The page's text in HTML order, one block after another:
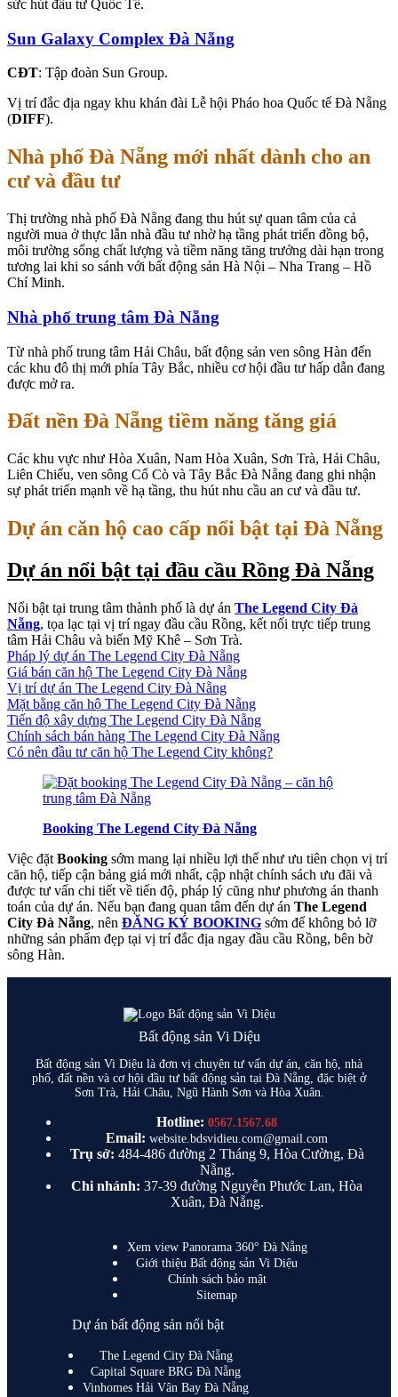
sức hút đầu tư Quốc Tế.
Sun Galaxy Complex Đà Nẵng
CĐT: Tập đoàn Sun Group.
Vị trí đắc địa ngay khu khán đài Lễ hội Pháo hoa Quốc tế Đà Nẵng
(DIFF).
Nhà phố Đà Nẵng mới nhất dành cho an
cư và đầu tư
Thị trường nhà phố Đà Nẵng đang thu hút sự quan tâm của cả
người mua ở thực lẫn nhà đầu tư nhờ hạ tầng phát triển đồng bộ,
môi trường sống chất lượng và tiềm năng tăng trưởng dài hạn trong
tương lai khi so sánh với bất động sản Hà Nội – Nha Trang – Hồ
Chí Minh.
Nhà phố trung tâm Đà Nẵng
Từ nhà phố trung tâm Hải Châu, bất động sản ven sông Hàn đến
các khu đô thị mới phía Tây Bắc, nhiều cơ hội đầu tư hấp dẫn đang
được mở ra.
Đất nền Đà Nẵng tiềm năng tăng giá
Các khu vực như Hòa Xuân, Nam Hòa Xuân, Sơn Trà, Hải Châu,
Liên Chiểu, ven sông Cổ Cò và Tây Bắc Đà Nẵng đang ghi nhận
sự phát triển mạnh về hạ tầng, thu hút nhu cầu an cư và đầu tư.
Dự án căn hộ cao cấp nổi bật tại Đà Nẵng
Dự án nổi bật tại đầu cầu Rồng Đà Nẵng
Nổi bật tại trung tâm thành phố là dự án The Legend City Đà
Nẵng, tọa lạc tại vị trí ngay đầu cầu Rồng, kết nối trực tiếp trung
tâm Hải Châu và biển Mỹ Khê – Sơn Trà.
Pháp lý dự án The Legend City Đà Nẵng
Giá bán căn hộ The Legend City Đà Nẵng
Vị trí dự án The Legend City Đà Nẵng
Mặt bằng căn hộ The Legend City Đà Nẵng
Tiến độ xây dựng The Legend City Đà Nẵng
Chính sách bán hàng The Legend City Đà Nẵng
Có nên đầu tư căn hộ The Legend City không?
Booking The Legend City Đà Nẵng
Việc đặt Booking sớm mang lại nhiều lợi thế như ưu tiên chọn vị trí
căn hộ, tiếp cận bảng giá mới nhất, cập nhật chính sách ưu đãi và
được tư vấn chi tiết về tiến độ, pháp lý cũng như phương án thanh
toán của dự án. Nếu bạn đang quan tâm đến dự án The Legend
City Đà Nẵng, nên ĐĂNG KÝ BOOKING sớm để không bỏ lỡ
những sản phẩm đẹp tại vị trí đắc địa ngay đầu cầu Rồng, bên bờ
sông Hàn.
Bất động sản Vi Diệu
Bất động sản Vi Diệu là đơn vị chuyên tư vấn dự án, căn hộ, nhà
phố, đất nền và cơ hội đầu tư bất động sản tại Đà Nẵng, đặc biệt ở
Sơn Trà, Hải Châu, Ngũ Hành Sơn và Hòa Xuân.
Hotline: 0567.1567.68
Email: website.bdsvidieu.com@gmail.com
Trụ sở: 484-486 đường 2 Tháng 9, Hòa Cường, Đà
Nẵng.
Chi nhánh: 37-39 đường Nguyễn Phước Lan, Hòa
Xuân, Đà Nẵng.
Xem view Panorama 360° Đà Nẵng
Giới thiệu Bất động sản Vi Diệu
Chính sách bảo mật
Sitemap
Dự án bất động sản nổi bật
The Legend City Đà Nẵng
Capital Square BRG Đà Nẵng
Vinhomes Hải Vân Bay Đà Nẵng